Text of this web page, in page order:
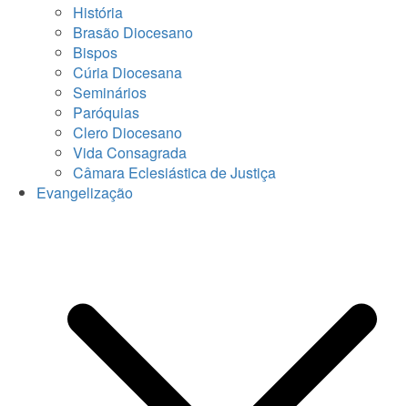
História
Brasão Diocesano
Bispos
Cúria Diocesana
Seminários
Paróquias
Clero Diocesano
Vida Consagrada
Câmara Eclesiástica de Justiça
Evangelização